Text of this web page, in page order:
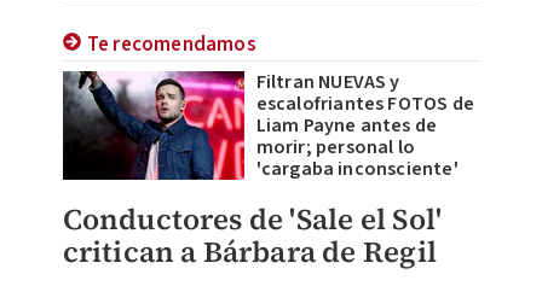
Te recomendamos
Filtran NUEVAS y
escalofriantes FOTOS de
Liam Payne antes de
morir; personal lo
'cargaba inconsciente'
Conductores de 'Sale el Sol'
critican a Bárbara de Regil